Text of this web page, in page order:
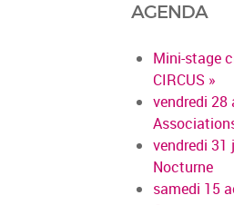
AGENDA
Mini-stage
CIRCUS »
vendredi 28
vendredi
Nocturne
samedi 15